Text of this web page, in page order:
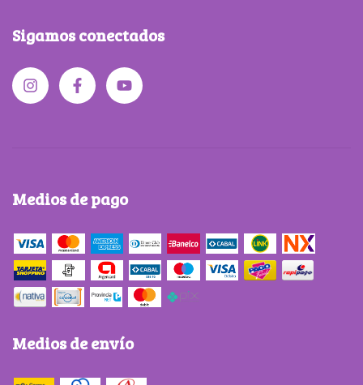
Sigamos conectados
Medios de pago
Medios de envío